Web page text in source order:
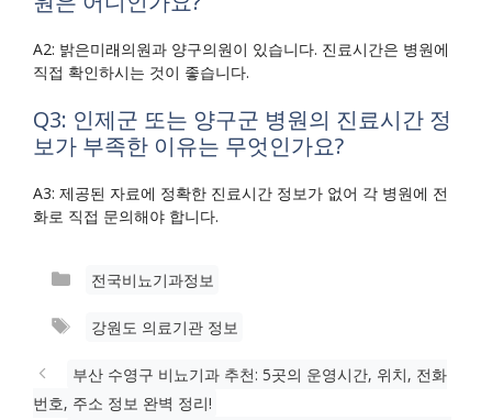
A2: 밝은미래의원과 양구의원이 있습니다. 진료시간은 병원에
직접 확인하시는 것이 좋습니다.
Q3: 인제군 또는 양구군 병원의 진료시간 정
보가 부족한 이유는 무엇인가요?
A3: 제공된 자료에 정확한 진료시간 정보가 없어 각 병원에 전
화로 직접 문의해야 합니다.
카
고
전국비뇨기과정보
태
강원도 의료기관 정보
부산 수영구 비뇨기과 추천: 5곳의 운영시간, 위치, 전화
번호, 주소 정보 완벽 정리!